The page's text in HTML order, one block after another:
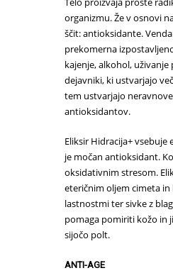
organizmu. Že v osnovi
ščit: antioksidante.
prekomerna
kajenje, alkohol,
dejavniki, ki ustvarjajo
tem ustvarjajo
antioksidantov.
Eliksir Hidracija+
je močan antioksidant.
oksidativnim stresom.
eteričnim oljem cimeta
lastnostmi ter sivke z
pomaga pomiriti kožo in
sijočo polt.
ANTI-AGE